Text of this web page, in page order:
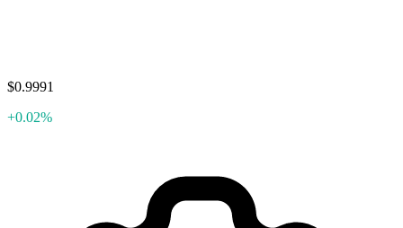
$0.9991
+0.02%